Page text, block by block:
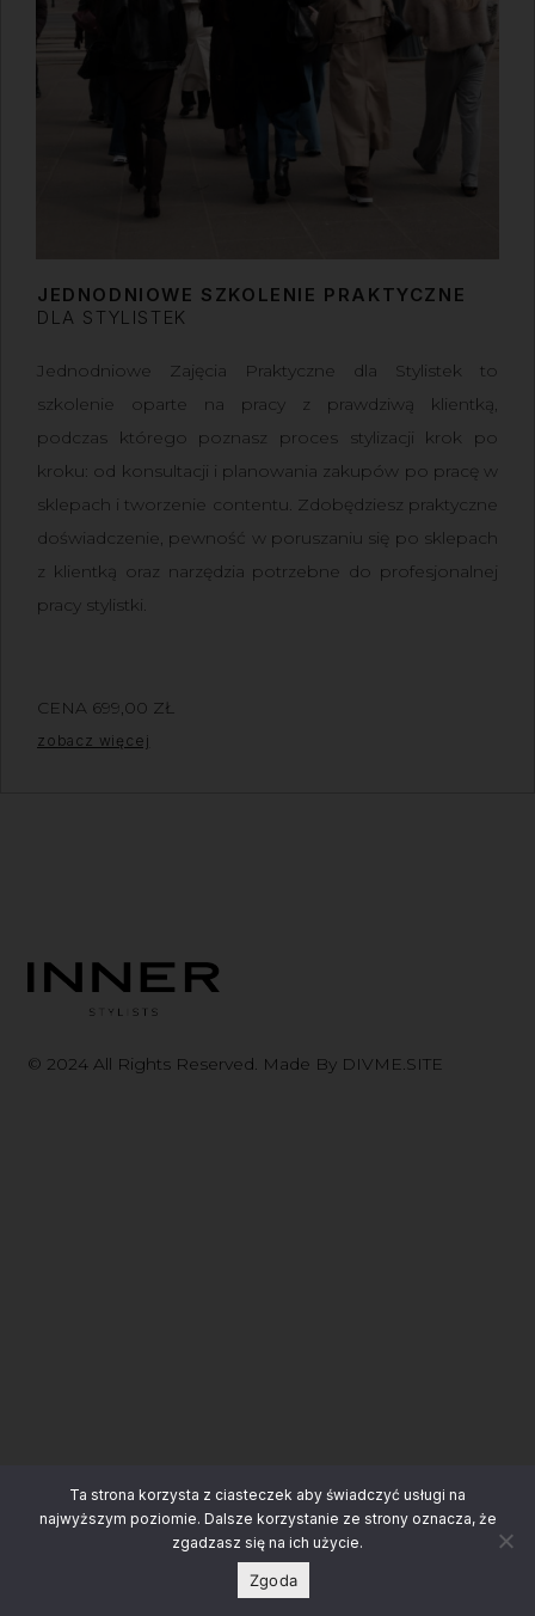
JEDNODNIOWE SZKOLENIE PRAKTYCZNE
DLA STYLISTEK
Jednodniowe Zajęcia Praktyczne dla Stylistek to
szkolenie oparte na pracy z prawdziwą klientką,
podczas którego poznasz proces stylizacji krok po
kroku: od konsultacji i planowania zakupów po pracę w
sklepach i tworzenie contentu. Zdobędziesz praktyczne
doświadczenie, pewność w poruszaniu się po sklepach
z klientką oraz narzędzia potrzebne do profesjonalnej
pracy stylistki.
CENA 699,00 ZŁ
zobacz więcej
© 2024 All Rights Reserved. Made By DIVME.SITE
Ta strona korzysta z ciasteczek aby świadczyć usługi na
najwyższym poziomie. Dalsze korzystanie ze strony oznacza, że
zgadzasz się na ich użycie.
Zgoda